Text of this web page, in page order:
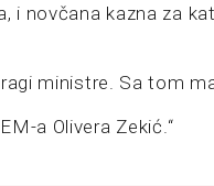
i novčana kazna za
ministre. Sa tom
a Olivera Zekić.“